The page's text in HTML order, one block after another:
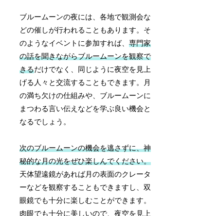
ブルームーンの夜には、各地で観測会な
どの催しが行われることもあります。そ
のようなイベントに参加すれば、専門家
の話を聞きながらブルームーンを観察で
きるだけでなく、同じように夜空を見上
げる人々と交流することもできます。月
の満ち欠けの仕組みや、ブルームーンに
まつわる言い伝えなどを学ぶ良い機会と
なるでしょう。
次のブルームーンの機会を逃さずに、神
秘的な月の光をぜひ楽しんでください。
天体望遠鏡があれば月の表面のクレータ
ーなどを観察することもできますし、双
眼鏡でも十分に楽しむことができます。
肉眼でも十分に美しいので、夜空を見上